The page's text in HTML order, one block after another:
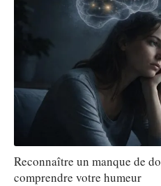
Reconnaître un manque de
comprendre votre humeur